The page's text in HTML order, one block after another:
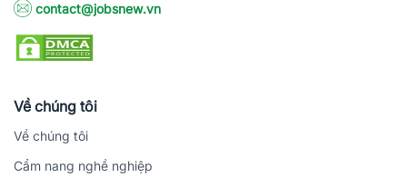
contact@jobsnew.vn
Về chúng tôi
Về chúng tôi
Cẩm nang nghề nghiệp